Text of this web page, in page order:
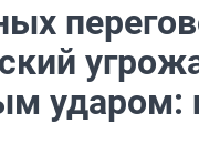
ударом: